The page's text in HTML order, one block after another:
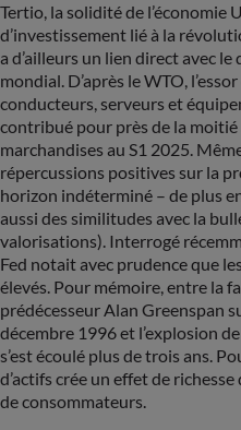
Tertio, la solidité de l’économie
d’investissement lié à la
a d’ailleurs un lien direct avec
mondial. D’après le WTO,
conducteurs, serveurs et
contribué pour près de la moitié
marchandises au S1 2025.
répercussions positives sur la
horizon indéterminé – de plus
aussi des similitudes avec la
valorisations). Interrogé
Fed notait avec prudence que
élevés. Pour mémoire, entre la
prédécesseur Alan Greenspan
décembre 1996 et l’explosion
s’est écoulé plus de trois ans.
d’actifs crée un effet de
de consommateurs.